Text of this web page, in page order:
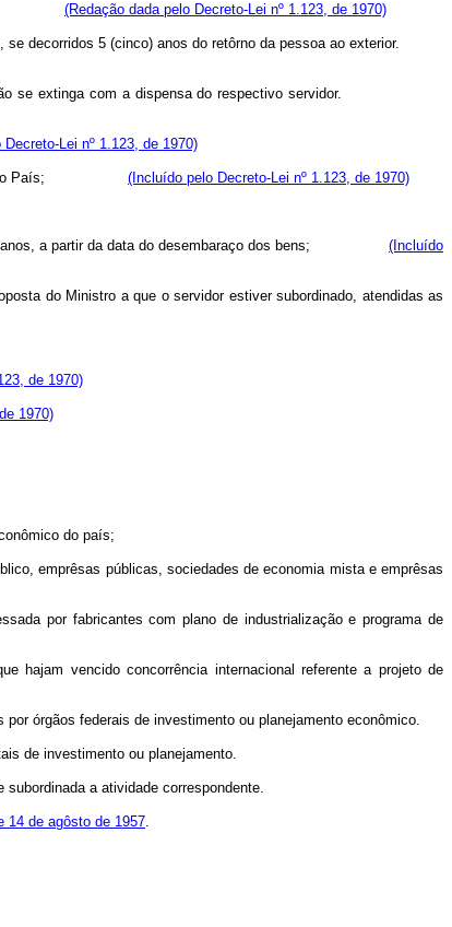
(Redação dada pelo Decreto-Lei nº 1.123, de 1970)
decorridos 5 (cinco) anos do retôrno da pessoa ao exterior.
extinga com a dispensa do respectivo servidor.
Lei nº 1.123, de 1970)
ao País; (Incluído pelo Decreto-Lei nº 1.123, de 1970)
a partir da data do desembaraço dos bens;
(Incluído
do Ministro a que o servidor estiver subordinado, atendidas as
de 1970)
1970)
do país;
emprêsas públicas, sociedades de economia mista e emprêsas
por fabricantes com plano de industrialização e programa de
vencido concorrência internacional referente a projeto de
órgãos federais de investimento ou planejamento econômico.
de investimento ou planejamento.
a atividade correspondente.
14 de agôsto de 1957.